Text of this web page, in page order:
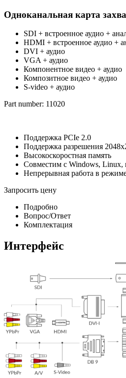
Одноканальная карта
SDI + встроенное аудио +
HDMI + встроенное аудио +
DVI + аудио
VGA + аудио
Компонентное видео + аудио
Композитное видео + аудио
S-video + аудио
Part number: 11020
Поддержка PCIe 2.0
Поддержка разрешения
Высокоскоростная память
Совместим с Windows, Linux,
Непрерывная работа в
Запросить цену
Подробно
Вопрос/Ответ
Комплектация
Интерфейс